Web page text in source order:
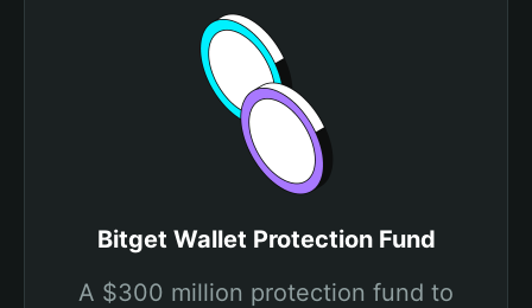
Bitget Wallet Protection Fund
A $300 million protection fund to